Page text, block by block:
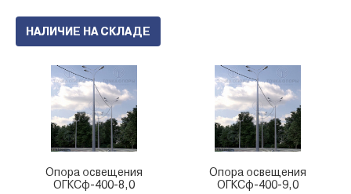
НАЛИЧИЕ НА СКЛАДЕ
Опора освещения
ОГКСф-400-8,0
Опора освещения
ОГКСф-400-9,0